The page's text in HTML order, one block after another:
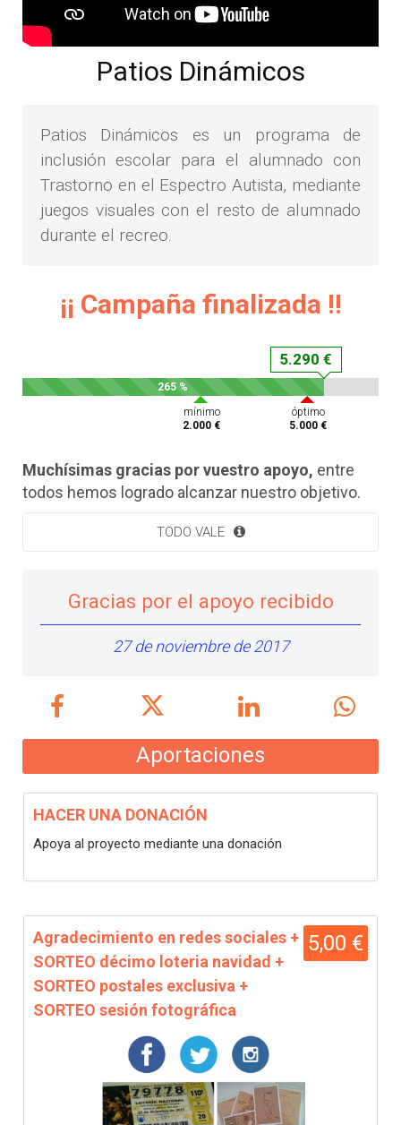
Patios Dinámicos
Patios Dinámicos es un programa de
inclusión escolar para el alumnado con
Trastorno en el Espectro Autista, mediante
juegos visuales con el resto de alumnado
durante el recreo.
¡¡ Campaña finalizada !!
5.290 €
265 %
mínimo
2.000 €
óptimo
5.000 €
Muchísimas gracias por vuestro apoyo, entre
todos hemos logrado alcanzar nuestro objetivo.
TODO VALE
Gracias por el apoyo recibido
27 de noviembre de 2017
Aportaciones
HACER UNA DONACIÓN
Apoya al proyecto mediante una donación
5,00 €
Agradecimiento en redes sociales +
SORTEO décimo loteria navidad +
SORTEO postales exclusiva +
SORTEO sesión fotográfica